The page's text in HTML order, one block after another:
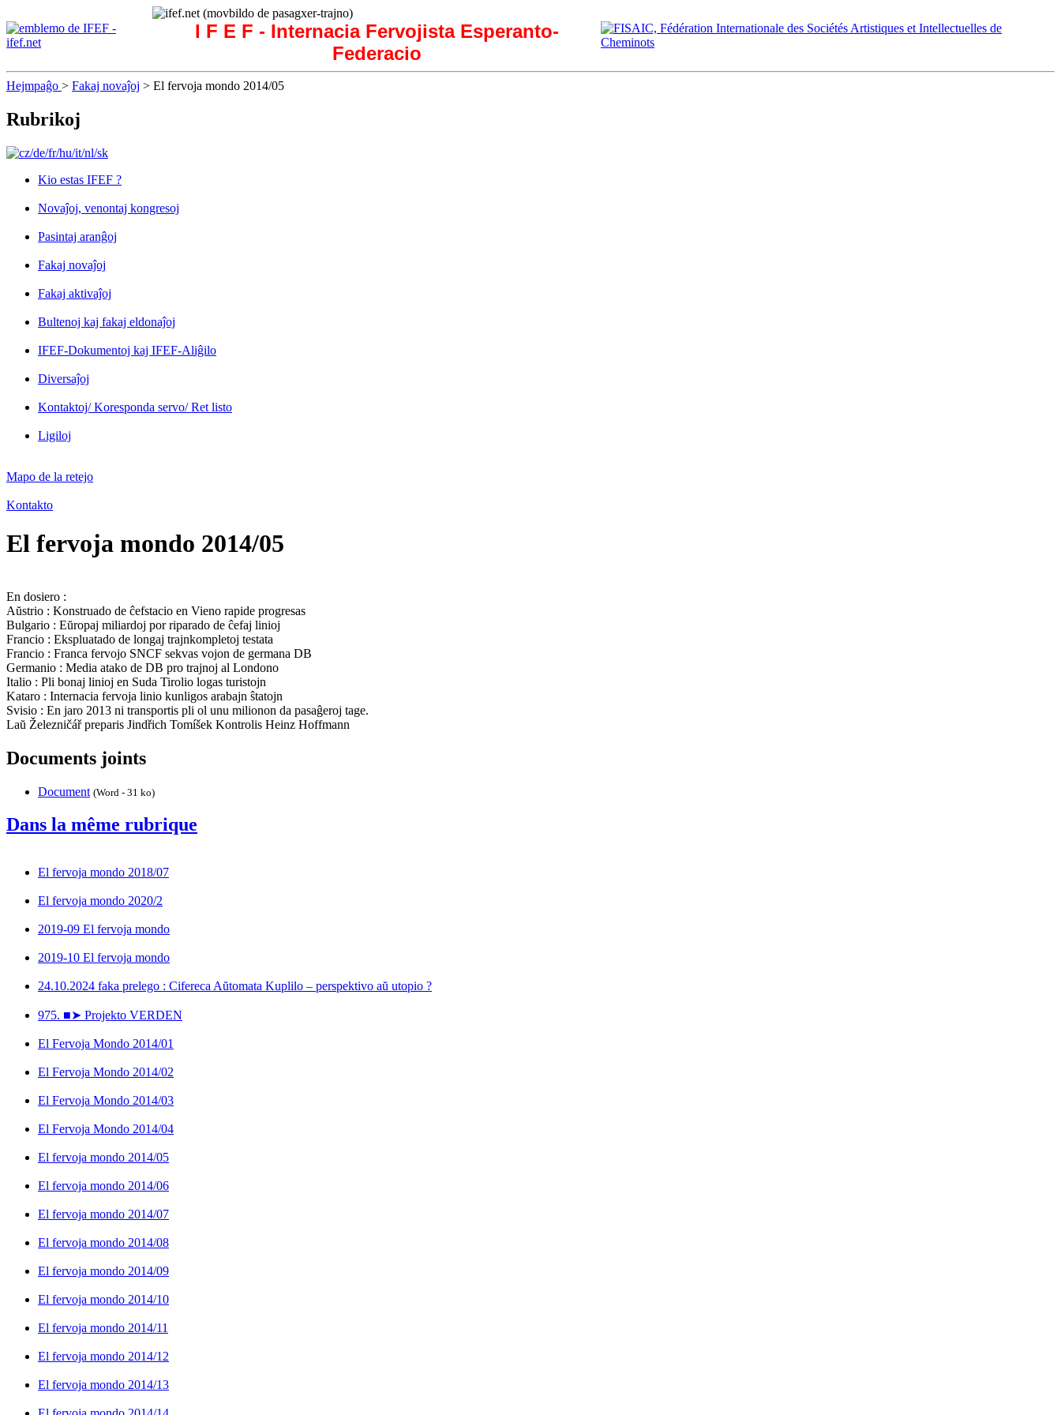
I F E F - Internacia Fervojista Esperanto-
Federacio
Hejmpaĝo > Fakaj novaĵoj > El fervoja mondo 2014/05
Rubrikoj
Kio estas IFEF ?
Novaĵoj, venontaj kongresoj
Pasintaj aranĝoj
Fakaj novaĵoj
Fakaj aktivaĵoj
Bultenoj kaj fakaj eldonaĵoj
IFEF-Dokumentoj kaj IFEF-Aliĝilo
Diversaĵoj
Kontaktoj/ Koresponda servo/ Ret listo
Ligiloj
Mapo de la retejo
Kontakto
El fervoja mondo 2014/05
En dosiero :
Aŭstrio : Konstruado de ĉefstacio en Vieno rapide progresas
Bulgario : Eŭropaj miliardoj por riparado de ĉefaj linioj
Francio : Ekspluatado de longaj trajnkompletoj testata
Francio : Franca fervojo SNCF sekvas vojon de germana DB
Germanio : Media atako de DB pro trajnoj al Londono
Italio : Pli bonaj linioj en Suda Tirolio logas turistojn
Kataro : Internacia fervoja linio kunligos arabajn ŝtatojn
Svisio : En jaro 2013 ni transportis pli ol unu milionon da pasaĝeroj tage.
Laŭ Železničář preparis Jindřich Tomíšek Kontrolis Heinz Hoffmann
Documents joints
Document (Word - 31 ko)
Dans la même rubrique
El fervoja mondo 2018/07
El fervoja mondo 2020/2
2019-09 El fervoja mondo
2019-10 El fervoja mondo
24.10.2024 faka prelego : Cifereca Aŭtomata Kuplilo – perspektivo aŭ utopio ?
975. ■➤ Projekto VERDEN
El Fervoja Mondo 2014/01
El Fervoja Mondo 2014/02
El Fervoja Mondo 2014/03
El Fervoja Mondo 2014/04
El fervoja mondo 2014/05
El fervoja mondo 2014/06
El fervoja mondo 2014/07
El fervoja mondo 2014/08
El fervoja mondo 2014/09
El fervoja mondo 2014/10
El fervoja mondo 2014/11
El fervoja mondo 2014/12
El fervoja mondo 2014/13